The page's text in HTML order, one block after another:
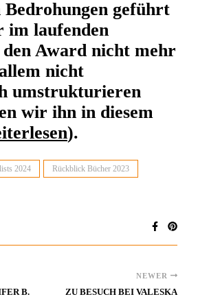
Bedrohungen geführt
im laufenden
Award nicht mehr
nicht
umstrukturieren
wir ihn in diesem
).
2024 Rückblick Bücher 2023
B.
NEWER
ZU BESUCH BEI VALESKA